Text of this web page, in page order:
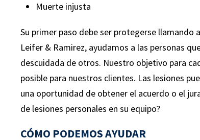
Muerte injusta
Su primer paso debe ser protegerse llamando
Leifer & Ramirez, ayudamos a las personas
descuidada de otros. Nuestro objetivo para
posible para nuestros clientes. Las lesiones
una oportunidad de obtener el acuerdo o el
de lesiones personales en su equipo?
CÓMO PODEMOS AYUDAR
automovilístico en 2015 y
maravillosos! Todos
profesionales y realmente se
tiempo para explicarme todas
sobre mi caso. Sobre todo, al
estaba contento con la cantidad
que recibí. Recomendaría Leifer &
cualquiera que se